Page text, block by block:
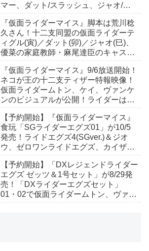
マー、ダット/スラッシュ、ジャオ/バ
も！
『仮面ライダーマイス』脚本は荒川稔
久さん！十二支同盟の仮面ライダーテ
ィグル(寅)／ダット(卯)／ジャオ(巳)、
優菜の家庭教師・麻尾達臣のキャスト
んも変身！
『仮面ライダーマイス』9/6放送開始！
ネコが王の十二支ティザー特報映像！
仮面ライダームトン、ケイ、ヴァンケ
ンのビジュアルが公開！ライダーは子
【予約開始】『仮面ライダーマイス』
食玩「SGライダーエグズ01」が10/5
発売！ライドエグズ4(SGver.)＆ジオ
ウ、ゼロワンライドエグズ、カイザ、
【予約開始】「DXレジェンドライダー
エグズ ゼッツ＆1号セット」が8/29発
売！「DXライダーエグズセット」
01・02で仮面ライダームトン、ヴァン